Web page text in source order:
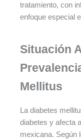
tratamiento, con
enfoque especial
Situación
Mellitus
La diabetes
diabetes y afecta
mexicana. Según